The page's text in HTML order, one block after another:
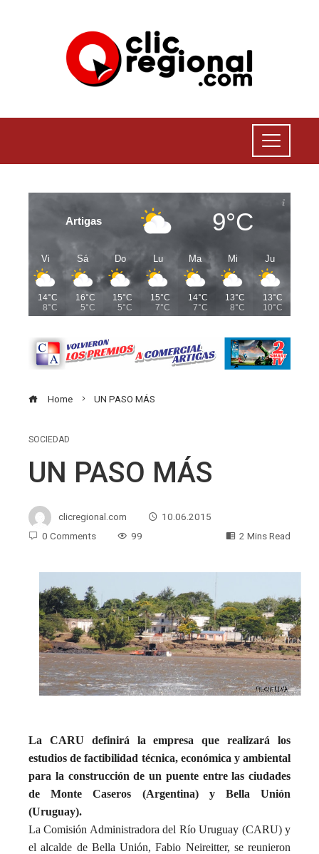
Artigas 9°C
Vi
14°C
8°C
Sá
16°C
5°C
Do
15°C
5°C
Lu
15°C
7°C
Ma
14°C
7°C
Mi
13°C
8°C
Ju
13°C
10°C
Home UN PASO MÁS
SOCIEDAD
UN PASO MÁS
clicregional.com
10.06.2015
0 Comments
99 2 Mins Read
La CARU definirá la empresa que realizará los
estudios de factibilidad técnica, económica y ambiental
para la construcción de un puente entre las ciudades
de Monte Caseros (Argentina) y Bella Unión
(Uruguay).
La Comisión Administradora del Río Uruguay (CARU) y
el alcalde de Bella Unión, Fabio Neireitter, se reunieron